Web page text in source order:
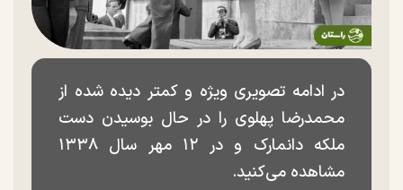
در ادامه تصویری ویژه و کمتر دیده شده از
محمدرضا پهلوی را در حال بوسیدن دست
ملکه دانمارک و در ۱۲ مهر سال ۱۳۳۸
مشاهده می‌کنید.